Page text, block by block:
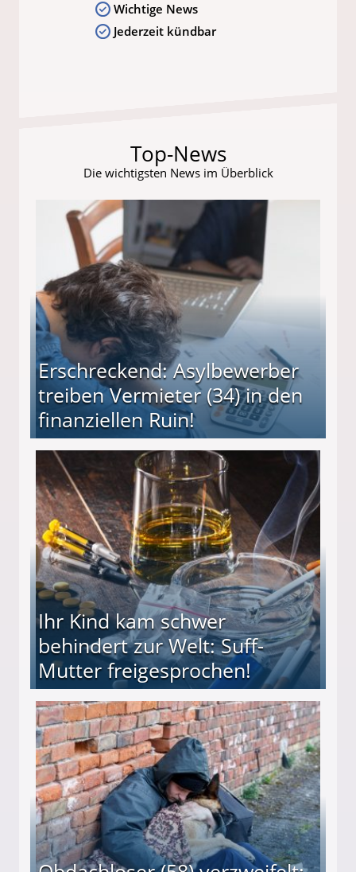
Wichtige News
Jederzeit kündbar
Top-News
Die wichtigsten News im Überblick
Erschreckend: Asylbewerber
treiben Vermieter (34) in den
finanziellen Ruin!
(34) in den finanziellen Ruin!
Ihr Kind kam schwer
behindert zur Welt: Suff-
Mutter freigesprochen!
Mutter freigesprochen!